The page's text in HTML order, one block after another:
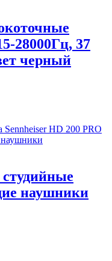
28000Гц, 37
черный
студийные
наушники